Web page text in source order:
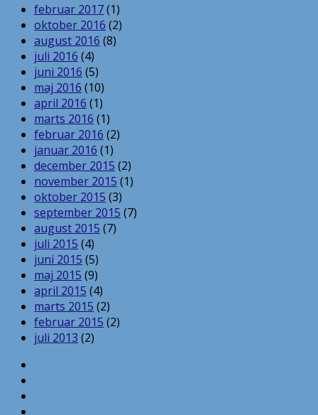
februar 2017(1)
oktober 2016 (2)
august 2016 (8)
juli 2016 (4)
juni 2016 (5)
maj 2016 (10)
april 2016 (1)
marts 2016 (1)
februar 2016 (2)
januar 2016 (1)
december 2015 (2)
november 2015 (1)
oktober 2015 (3)
september 2015 (7)
august 2015 (7)
juli 2015 (4)
juni 2015 (5)
maj 2015 (9)
april 2015 (4)
marts 2015 (2)
februar 2015 (2)
juli 2013 (2)